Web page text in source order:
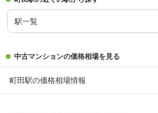
駅一覧
中古マンションの価格相場を見る
町田駅の価格相場情報